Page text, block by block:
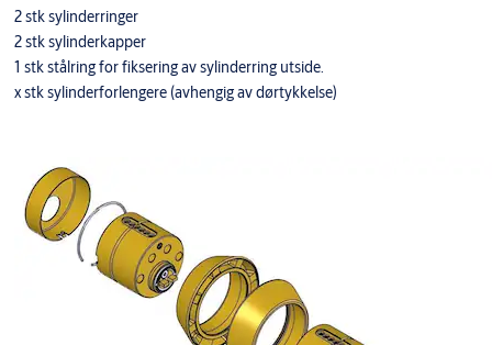
2 stk sylinderringer
2 stk sylinderkapper
1 stk stålring for fiksering av sylinderring utside.
x stk sylinderforlengere (avhengig av dørtykkelse)